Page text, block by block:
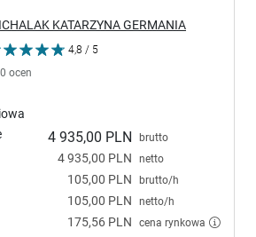
KATARZYNA GERMANIA
4,8 / 5
ocen
4 935,00 PLN brutto
4 935,00 PLN netto
105,00 PLN brutto/h
105,00 PLN netto/h
175,56 PLN cena rynkowa